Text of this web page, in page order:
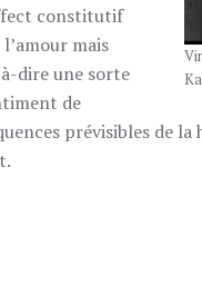
constitutif
mais
dire une sorte
de
prévisibles de la